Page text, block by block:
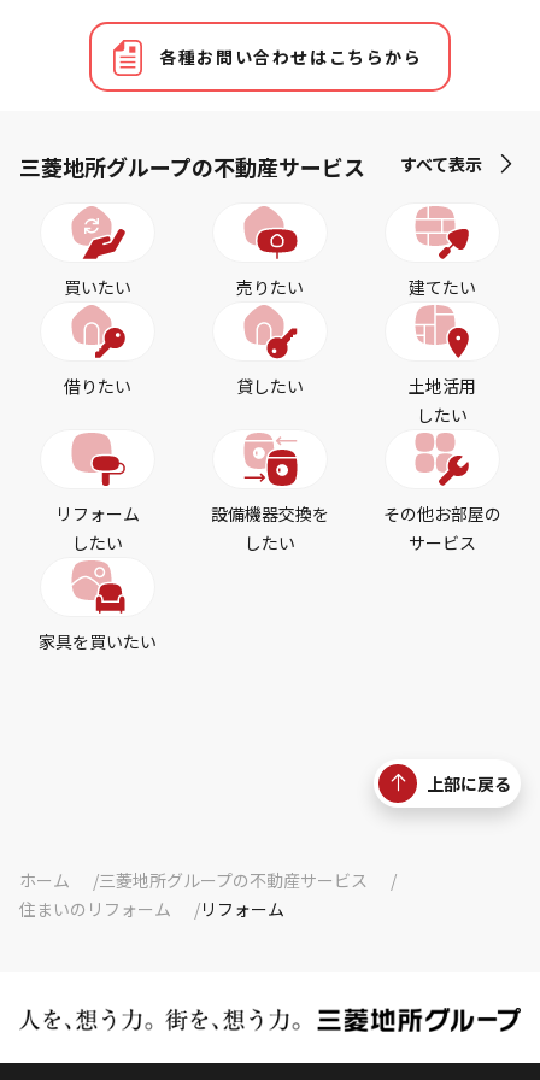
各種お問い合わせはこちらから
三菱地所グループの不動産サービス すべて表示
買いたい 売りたい 建てたい
借りたい 貸したい
土地活用
したい
リフォーム
したい
設備機器交換を
したい
その他お部屋の
サービス
家具を買いたい
上部に戻る
ホーム
三菱地所グループの不動産サービス
住まいのリフォーム
リフォーム